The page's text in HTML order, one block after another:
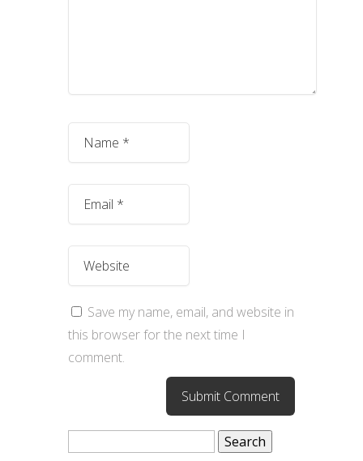
Save my name, email, and website in
this browser for the next time I
comment.
Search